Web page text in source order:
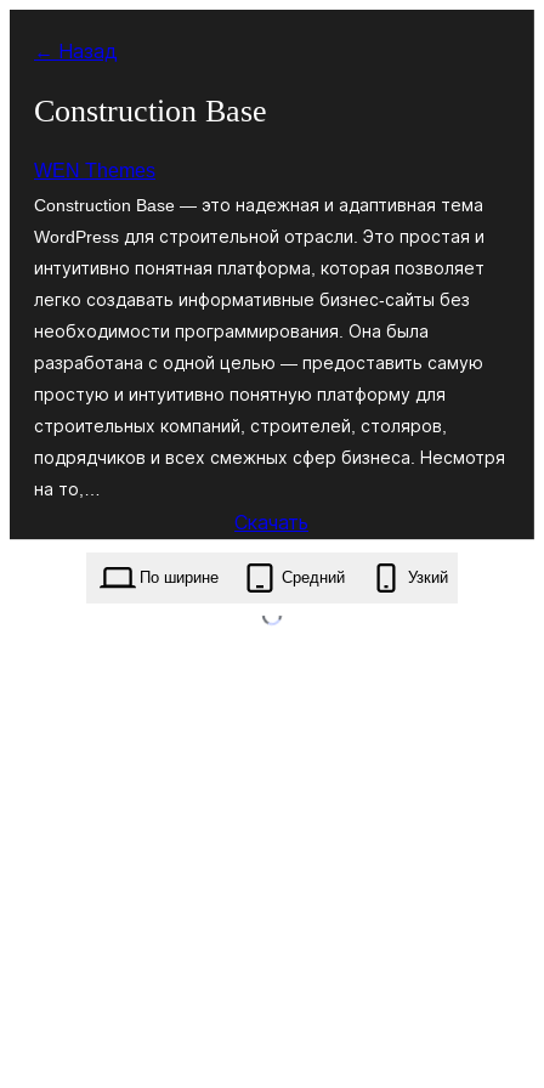
содержимому
← Назад
Construction Base
WEN Themes
Construction Base — это надежная и адаптивная тема
WordPress для строительной отрасли. Это простая и
интуитивно понятная платформа, которая позволяет
легко создавать информативные бизнес-сайты без
необходимости программирования. Она была
разработана с одной целью — предоставить самую
простую и интуитивно понятную платформу для
строительных компаний, строителей, столяров,
подрядчиков и всех смежных сфер бизнеса. Несмотря
на то,…
Скачать
construction-base.2.2.1.zip
По ширине Средний Узкий